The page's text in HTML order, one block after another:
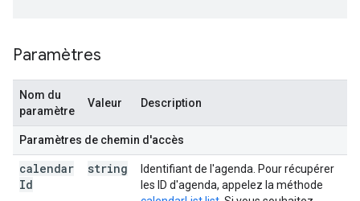
Paramètres
Nom du
paramètre
Valeur Description
Paramètres de chemin d'accès
calendar
Id
string
Identifiant de l'agenda. Pour récupérer
les ID d'agenda, appelez la méthode